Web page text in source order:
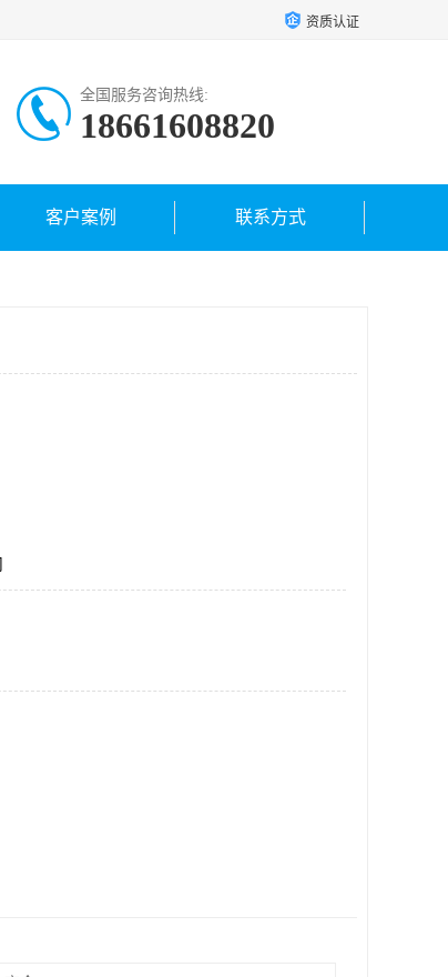
资质认证
全国服务咨询热线:
18661608820
客户案例 联系方式